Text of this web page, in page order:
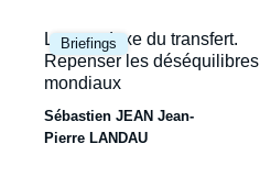
Briefings
Image
principale
Le paradoxe du transfert.
Repenser les déséquilibres
mondiaux
Sébastien JEAN Jean-
Pierre LANDAU